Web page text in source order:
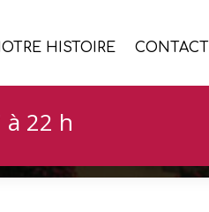
HISTOIRE CONTACT
22 h